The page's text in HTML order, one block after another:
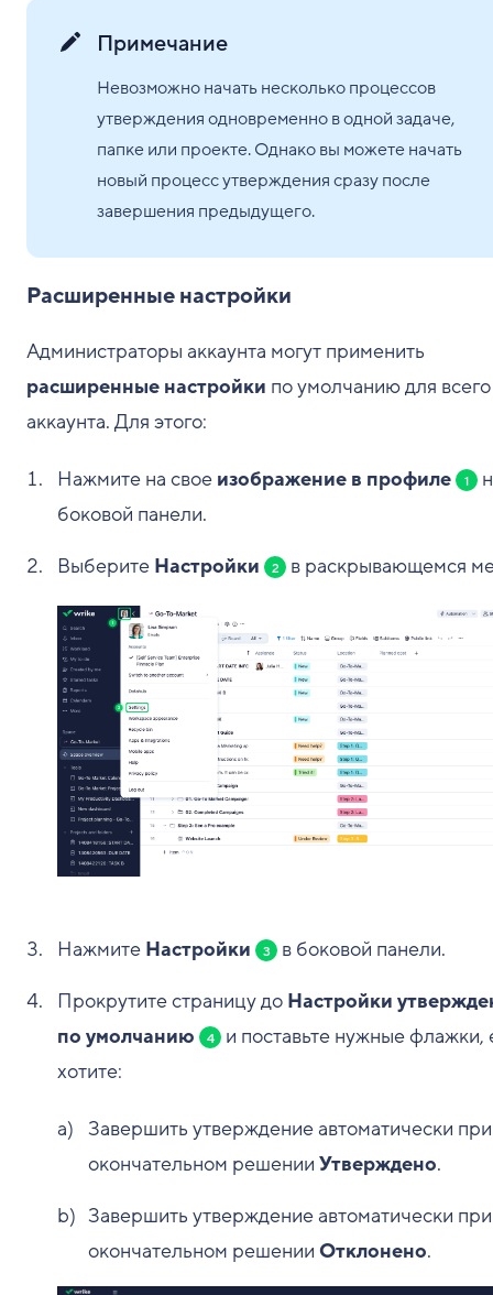
Примечание
Невозможно начать несколько процессов
утверждения одновременно в одной задаче,
папке или проекте. Однако вы можете начать
новый процесс утверждения сразу после
завершения предыдущего.
Расширенные настройки
Администраторы аккаунта могут применить
расширенные настройки по умолчанию для всего
аккаунта. Для этого:
Нажмите на свое изображение в профиле 1
боковой панели.
Выберите Настройки 2 в раскрывающемся
Нажмите Настройки 3
в боковой панели.
Прокрутите страницу до Настройки
по умолчанию
4
и поставьте нужные флажки,
хотите:
Завершить утверждение автоматически при
окончательном решении Утверждено.
Завершить утверждение автоматически при
окончательном решении Отклонено.